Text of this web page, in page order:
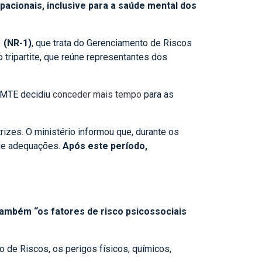
inclusive para a saúde mental dos
(NR-1), que trata do Gerenciamento de Riscos
tripartite, que reúne representantes dos
decidiu conceder mais tempo para as
O ministério informou que, durante os
adequações. Após este período,
“os fatores de risco psicossociais
de Riscos, os perigos físicos, químicos,